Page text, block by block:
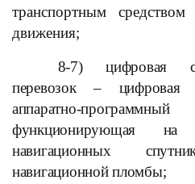
транспортным
движения;
8-7) цифровая
перевозок – цифровая
аппаратно-
функционирующая на
навигационных
навигационной пломбы;